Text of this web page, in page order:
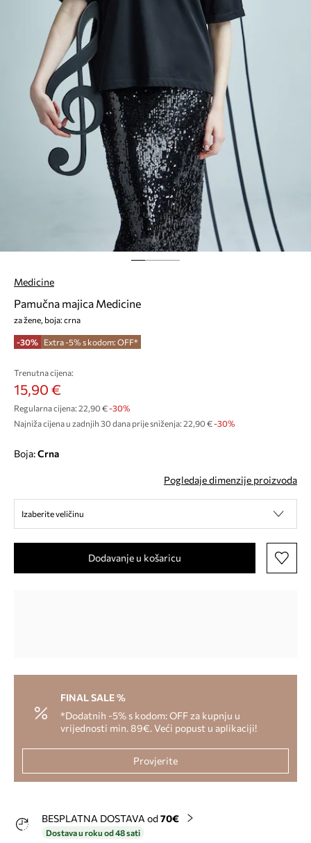
Medicine
Pamučna majica Medicine
za žene, boja: crna
-30% Extra -5% s kodom: OFF*
Trenutna cijena:
15,90 €
Regularna cijena: 22,90 €-30%
Najniža cijena u zadnjih 30 dana prije sniženja: 22,90 € -30%
Boja: crna
Pogledaje dimenzije proizvoda
Izaberite veličinu
Dodavanje u košaricu
FINAL SALE %
*Dodatnih -5% s kodom: OFF za kupnju u
vrijednosti min. 89€. Veći popust u aplikaciji!
Provjerite
BESPLATNA DOSTAVA od 70€
Dostava u roku od 48 sati